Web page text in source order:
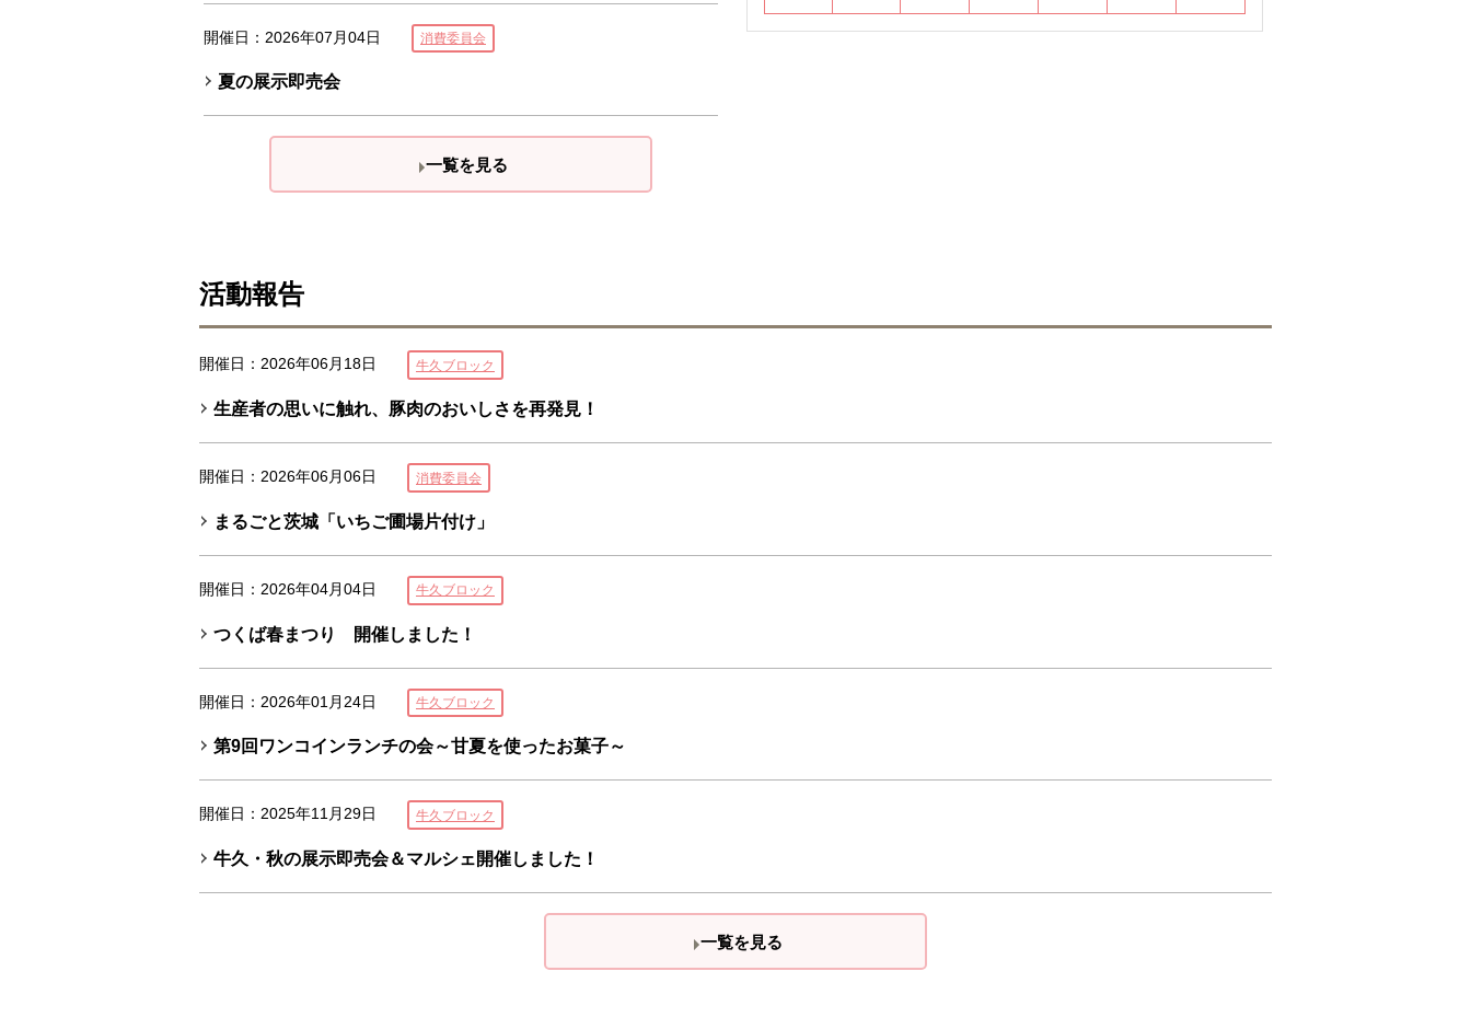
開催日：2026年07月04日 消費委員会
夏の展示即売会
一覧を見る
活動報告
開催日：2026年06月18日 牛久ブロック
生産者の思いに触れ、豚肉のおいしさを再発見！
開催日：2026年06月06日 消費委員会
まるごと茨城「いちご圃場片付け」
開催日：2026年04月04日 牛久ブロック
つくば春まつり 開催しました！
開催日：2026年01月24日 牛久ブロック
第9回ワンコインランチの会～甘夏を使ったお菓子～
開催日：2025年11月29日 牛久ブロック
牛久・秋の展示即売会＆マルシェ開催しました！
一覧を見る